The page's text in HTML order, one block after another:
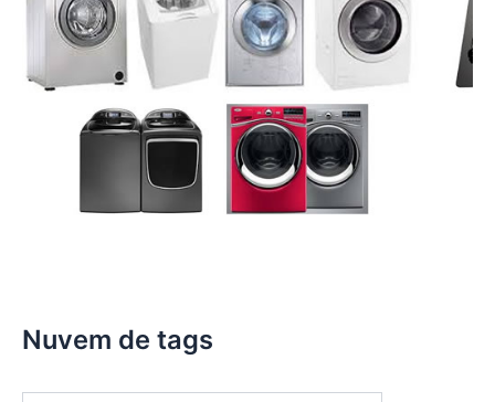
Nuvem de tags